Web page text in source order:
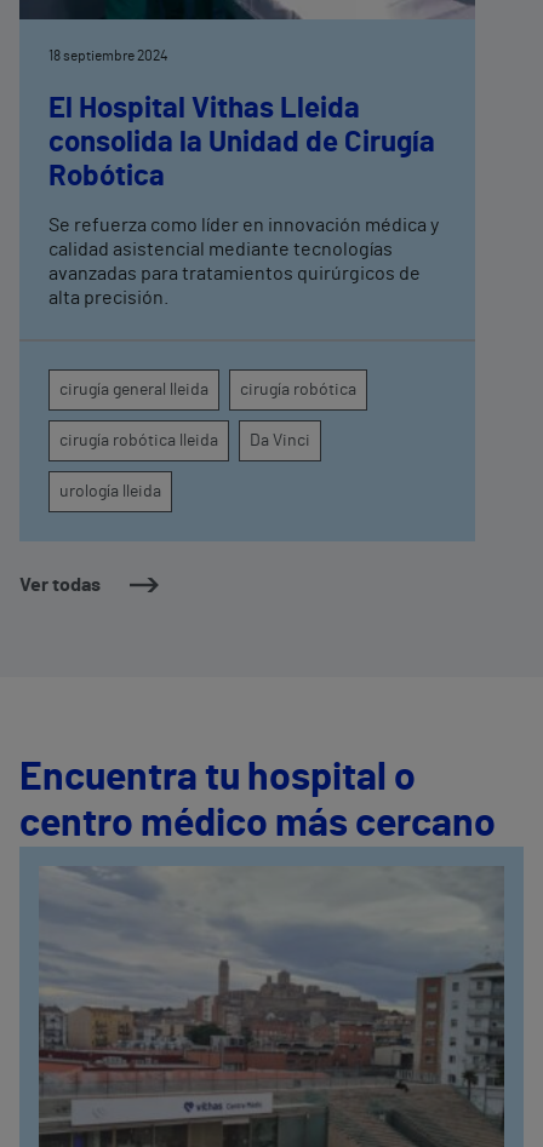
Ver todas
18 septiembre 2024
El Hospital Vithas Lleida
consolida la Unidad de Cirugía
Robótica
Se refuerza como líder en innovación médica y
calidad asistencial mediante tecnologías
avanzadas para tratamientos quirúrgicos de
alta precisión.
cirugía general lleida cirugía robótica
cirugía robótica lleida Da Vinci
urología lleida
Encuentra tu hospital o
centro médico más cercano